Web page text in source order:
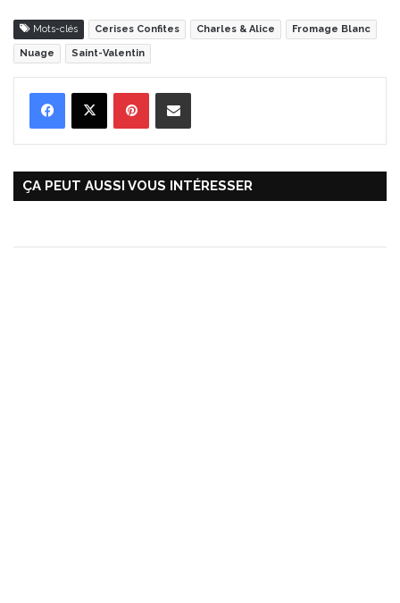
Mots-clés Cerises Confites Charles & Alice Fromage Blanc
Nuage Saint-Valentin
ÇA PEUT AUSSI VOUS INTÉRESSER